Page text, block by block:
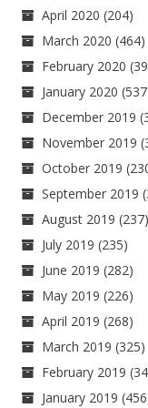
April 2020 (204)
March 2020 (464)
February 2020
January 2020
December 2019
November 2019
October 2019
September 2019
August 2019 (237)
July 2019 (235)
June 2019 (282)
May 2019 (226)
April 2019 (268)
March 2019 (325)
February 2019
January 2019